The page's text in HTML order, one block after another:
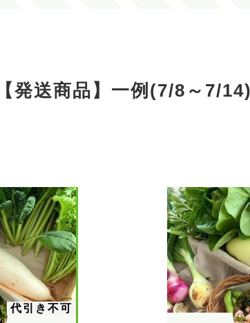
発送商品】一例(7/8～7/14)
代引き不可